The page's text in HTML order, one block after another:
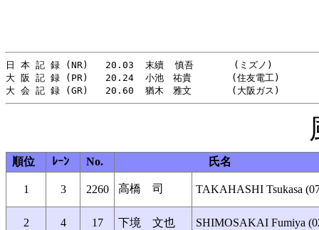
日 本 記 録 (NR)   20.03  末續  慎吾       (ミズノ)
大 阪 記 録 (PR)   20.24  小池　祐貴       (住友電工)
順位 ﾚｰﾝ No. 氏名
1 3 2260 高橋 司 TAKAHASHI Tsukasa
2 4 17 下境 文也 SHIMOSAKAI Fumiya